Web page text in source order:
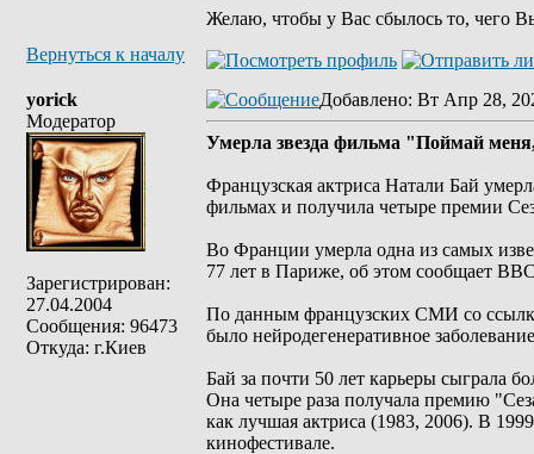
Желаю, чтобы у Вас сбылось то, чего
Вернуться к началу
yorick
Модератор
Зарегистрирован:
27.04.2004
Сообщения: 96473
Откуда: г.Киев
Добавлено: Вт Апр 28,
Умерла звезда фильма "Поймай
Французская актриса Натали Бай
фильмах и получила четыре премии
Во Франции умерла одна из самых
77 лет в Париже, об этом сообщает
По данным французских СМИ со
было нейродегенеративное
Бай за почти 50 лет карьеры сыграла
Она четыре раза получала премию
как лучшая актриса (1983, 2006). В
кинофестивале.